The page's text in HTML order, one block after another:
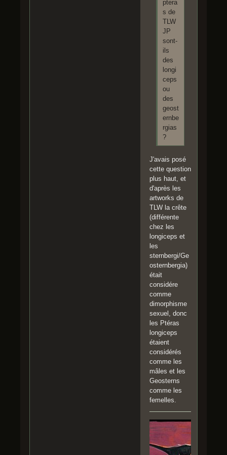
ptera
s de
TLW
JP
sont-
ils
des
longi
ceps
ou
des
geost
ernbe
rgias
?
J'avais posé
cette question
plus haut, et
d'après les
artworks de
TLW la crête
(différente
chez les
longiceps et
les
sternbergi/Ge
osternbergia)
était
considére
comme
dimorphisme
sexuel, donc
les Ptéras
longiceps
étaient
considérés
comme les
mâles et les
Geosterns
comme les
femelles.